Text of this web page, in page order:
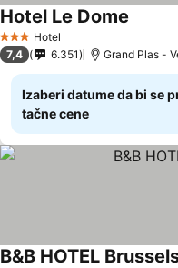
3 Zvezdice
Hotel
Hotel Le Dome
7,4 6.351 Grand Plas -
Izaberi datume da bi se
tačne cene
B&B HOTEL